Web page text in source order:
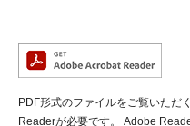
PDF形式のファイルをご覧いただ
Readerが必要です。
Adobe